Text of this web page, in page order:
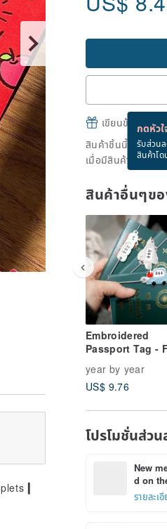
กดหัวใ
รับส่วน
สินค้าโด
เขียนข้อความ
สินค้าชิ้นนี้ขายหมด
เมื่อมีสินค้าพร้อมข
สินค้าอื่นๆข
Embroidered
Passport Tag -
year by year
US$ 9.76
โปรโมชั่นส่ว
New
d on
รายละเ
▎